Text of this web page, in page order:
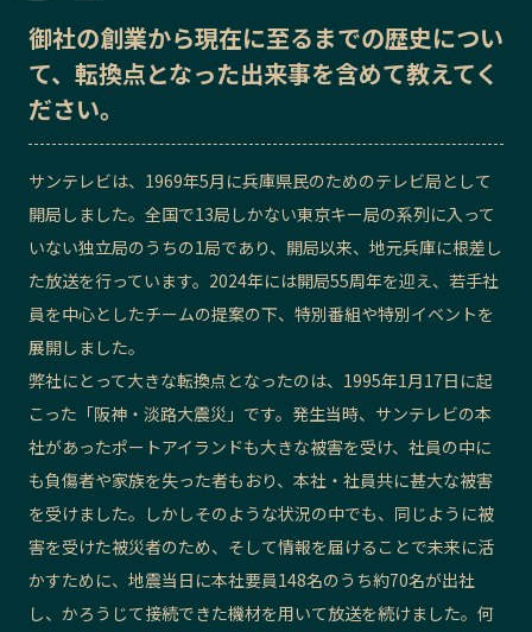
「人」から探す
記事ライター
お問い合わせ 会社概要
御社の創業から現在に至るまでの歴史につい
て、転換点となった出来事を含めて教えてく
ださい。
サンテレビは、1969年5月に兵庫県民のためのテレビ局として
開局しました。全国で13局しかない東京キー局の系列に入って
いない独立局のうちの1局であり、開局以来、地元兵庫に根差し
た放送を行っています。2024年には開局55周年を迎え、若手社
員を中心としたチームの提案の下、特別番組や特別イベントを
展開しました。
弊社にとって大きな転換点となったのは、1995年1月17日に起
こった「阪神・淡路大震災」です。発生当時、サンテレビの本
社があったポートアイランドも大きな被害を受け、社員の中に
も負傷者や家族を失った者もおり、本社・社員共に甚大な被害
を受けました。しかしそのような状況の中でも、同じように被
害を受けた被災者のため、そして情報を届けることで未来に活
かすために、地震当日に本社要員148名のうち約70名が出社
し、かろうじて接続できた機材を用いて放送を続けました。何